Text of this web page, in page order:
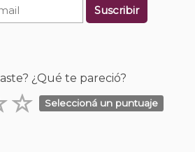
Suscribir
¿Qué te pareció?
Seleccioná un puntuaje